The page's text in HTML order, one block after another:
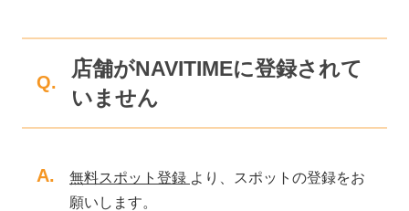
Q.
店舗がNAVITIMEに登録されて
いません
A. 無料スポット登録 より、スポットの登録をお
願いします。